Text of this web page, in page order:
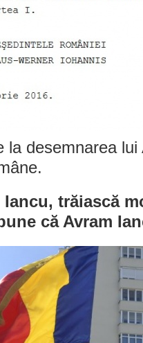
la desemnarea
trăiască
că Avram